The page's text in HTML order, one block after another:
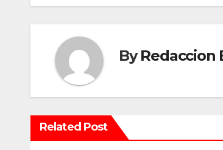
e
g
a
c
i
ó
ByRedaccion
Related Post